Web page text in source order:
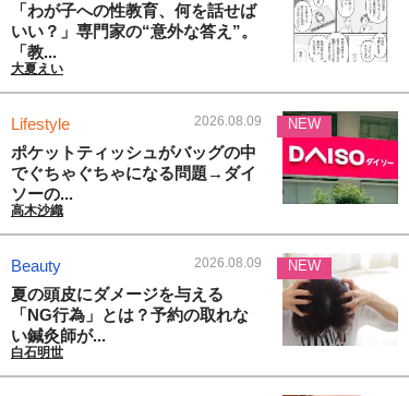
「わが子への性教育、何を話せば
いい？」専門家の“意外な答え”。
「教...
大夏えい
Lifestyle 2026.08.09
ポケットティッシュがバッグの中
でぐちゃぐちゃになる問題→ダイ
ソーの...
高木沙織
NEW
Beauty 2026.08.09
夏の頭皮にダメージを与える
「NG行為」とは？予約の取れな
い鍼灸師が...
白石明世
NEW